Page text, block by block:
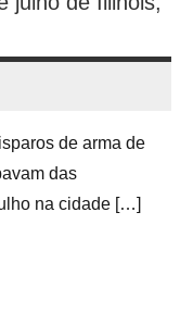
de arma de
das
na cidade […]